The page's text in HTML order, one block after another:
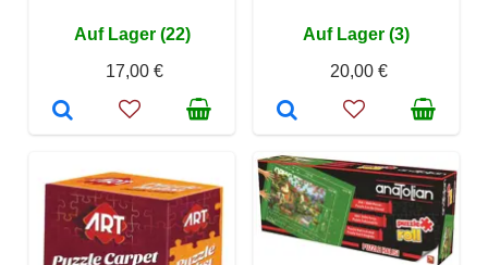
Auf Lager (22)
17,00 €
Auf Lager (3)
20,00 €